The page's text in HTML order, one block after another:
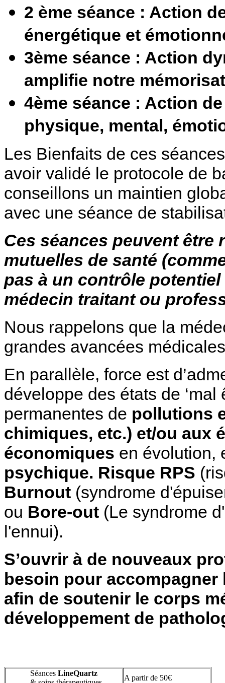
2 ème séance : Action
énergétique et
3ème séance : Action
amplifie notre
4ème séance : Action
physique, mental,
Les Bienfaits de ces
avoir validé le protocole de
conseillons un maintien
avec une séance de
Ces séances peuvent être
mutuelles de santé
pas à un contrôle
médecin traitant ou
Nous rappelons que la
grandes avancées
En parallèle, force est
développe des états de ‘mal
permanentes de pollutions
chimiques, etc.) et/ou aux
économiques en évolution,
psychique. Risque RPS
Burnout (syndrome
ou Bore-out (Le syndrome
l'ennui).
S’ouvrir à de nouveaux
besoin pour accompagner
afin de soutenir le corps
développement de
Séances LineQuartz
A partir de 50€